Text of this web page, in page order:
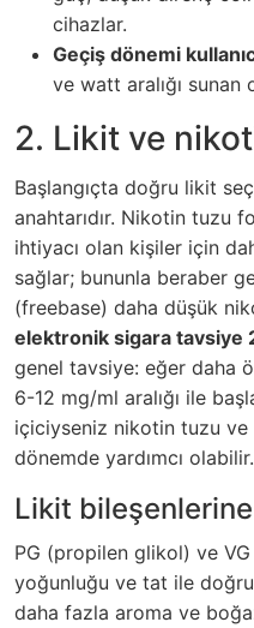
cihazlar.
Geçiş dönemi
ve watt aralığı
2. Likit ve
Başlangıçta doğru likit
anahtarıdır. Nikotin tuzu
ihtiyacı olan kişiler için
sağlar; bununla beraber
(freebase) daha düşük
elektronik sigara tavsiye
genel tavsiye: eğer daha
6-12 mg/ml aralığı ile
içiciyseniz nikotin tuzu
dönemde yardımcı olabilir.
Likit
PG (propilen glikol) ve
yoğunluğu ve tat ile
daha fazla aroma ve